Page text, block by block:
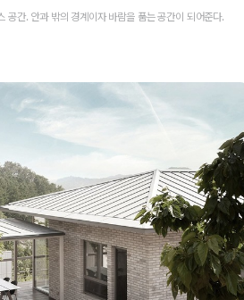
공간. 안과 밖의 경계이자 바람을 품는 공간이 되어준다.